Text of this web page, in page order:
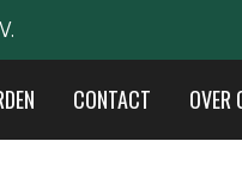
CONTACT OVER